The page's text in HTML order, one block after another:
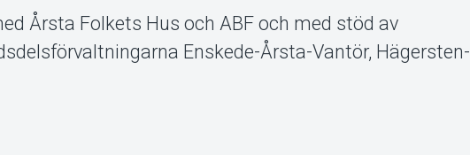
Årsta Folkets Hus och ABF och med stöd av
Enskede-Årsta-Vantör, Hägersten-